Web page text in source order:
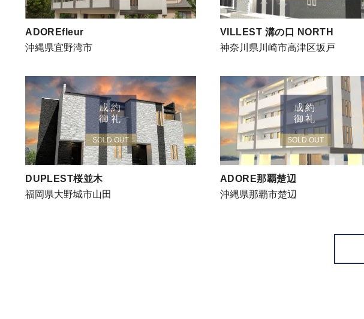
ADOREfleur
沖縄県宜野湾市
VILLEST 溝の口 NORTH
神奈川県川崎市高津区坂戸
成約
御礼
SOLD OUT
DUPLEST桜並木
福岡県大野城市山田
成約
御礼
SOLD OUT
ADORE那覇楚辺
沖縄県那覇市楚辺